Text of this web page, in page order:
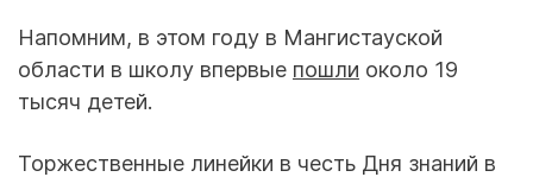
Напомним, в этом году в Мангистауской
области в школу впервые пошли около 19
тысяч детей.
Торжественные линейки в честь Дня знаний в